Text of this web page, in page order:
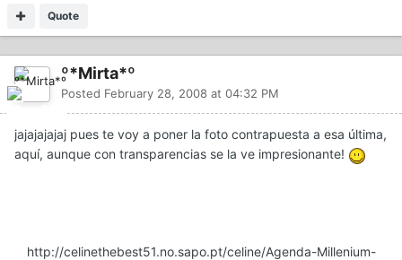
Quote
º*Mirta*º
Posted February 28, 2008 at 04:32 PM
jajajajajaj pues te voy a poner la foto contrapuesta a esa última,
aquí, aunque con transparencias se la ve impresionante!
http://celinethebest51.no.sapo.pt/celine/Agenda-Millenium-